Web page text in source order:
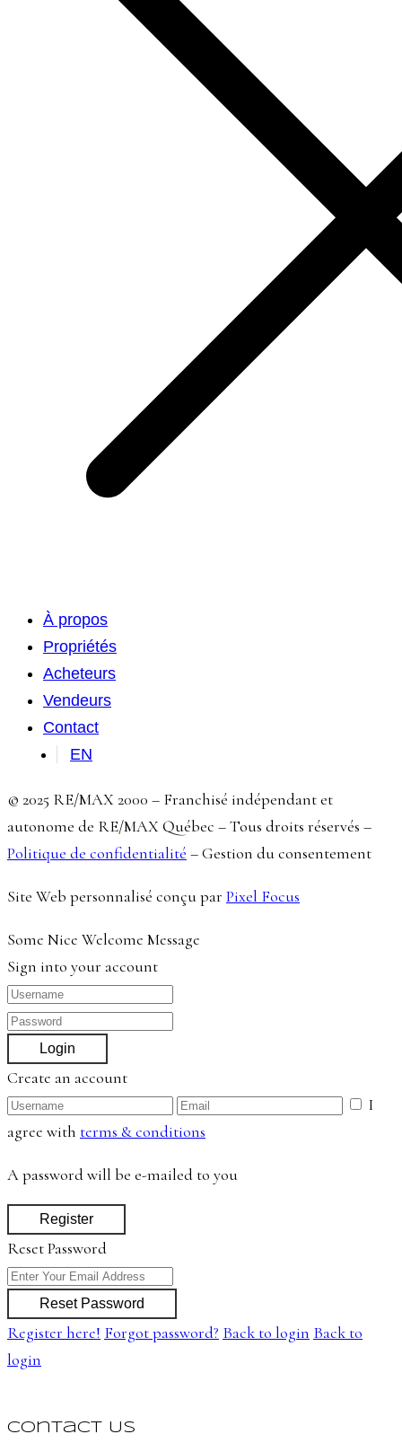
À propos
Propriétés
Acheteurs
Vendeurs
Contact
EN
© 2025 RE/MAX 2000 – Franchisé indépendant et
autonome de RE/MAX Québec – Tous droits réservés –
Politique de confidentialité –Gestion du consentement
Site Web personnalisé conçu par Pixel Focus
Some Nice Welcome Message
Sign into your account
Login
Create an account
I
agree with terms & conditions
A password will be e-mailed to you
Register
Reset Password
Reset Password
Register here! Forgot password? Back to login Back to
login
Contact Us